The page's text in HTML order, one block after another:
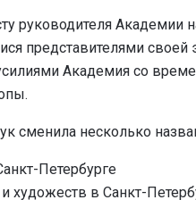
руководителя Академии
представителями своей
Академия со
сменила несколько
Петербурге
художеств в Санкт-